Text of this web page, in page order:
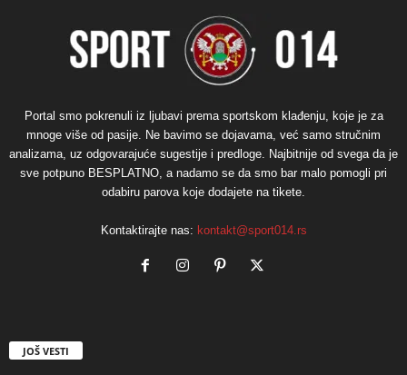
Portal smo pokrenuli iz ljubavi prema sportskom klađenju, koje je za
mnoge više od pasije. Ne bavimo se dojavama, već samo stručnim
analizama, uz odgovarajuće sugestije i predloge. Najbitnije od svega da je
sve potpuno BESPLATNO, a nadamo se da smo bar malo pomogli pri
odabiru parova koje dodajete na tikete.
Kontaktirajte nas: kontakt@sport014.rs
JOŠ VESTI